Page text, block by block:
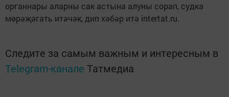
органнары аларны сак астына алуны сорап, судка
мөрәҗәгать итәчәк, дип хәбәр итә intertat.ru.
Следите за самым важным и интересным в
Telegram-канале Татмедиа